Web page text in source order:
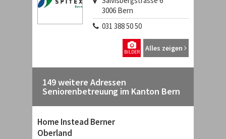
3006 Bern
031 388 50 50
Alles zeigen
BILDER
149 weitere Adressen
Seniorenbetreuung im Kanton Bern
Home Instead Berner
Oberland